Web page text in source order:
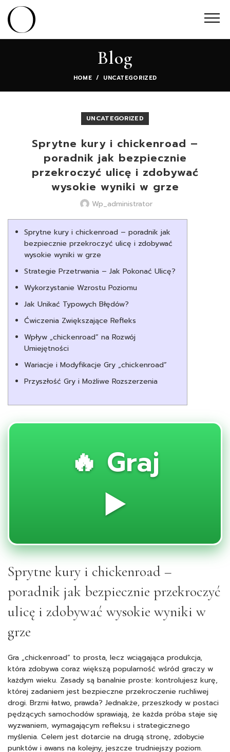
Blog
HOME UNCATEGORIZED
UNCATEGORIZED
Sprytne kury i chickenroad –
poradnik jak bezpiecznie
przekroczyć ulicę i zdobywać
wysokie wyniki w grze
Wp_administrator
Sprytne kury i chickenroad – poradnik jak
bezpiecznie przekroczyć ulicę i zdobywać
wysokie wyniki w grze
Strategie Przetrwania – Jak Pokonać Ulicę?
Wykorzystanie Wzrostu Poziomu
Jak Unikać Typowych Błędów?
Ćwiczenia Zwiększające Refleks
Wpływ „chickenroad” na Rozwój
Umiejętności
Wariacje i Modyfikacje Gry „chickenroad”
Przyszłość Gry i Możliwe Rozszerzenia
🔥 Graj
▶️
Sprytne kury i chickenroad –
poradnik jak bezpiecznie przekroczyć
ulicę i zdobywać wysokie wyniki w
grze
Gra „chickenroad” to prosta, lecz wciągająca produkcja,
która zdobywa coraz większą popularność wśród graczy w
każdym wieku. Zasady są banalnie proste: kontrolujesz kurę,
której zadaniem jest bezpieczne przekroczenie ruchliwej
drogi. Brzmi łatwo, prawda? Jednakże, przeszkody w postaci
pędzących samochodów sprawiają, że każda próba staje się
wyzwaniem, wymagającym refleksu i strategicznego
myślenia. Celem jest dotarcie na drugą stronę, zdobycie
punktów i awans na kolejny, jeszcze trudniejszy poziom.